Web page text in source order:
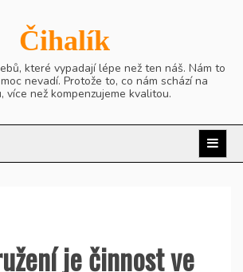
Čihalík
které vypadají lépe než ten náš. Nám to
nevadí. Protože to, co nám schází na
více než kompenzujeme kvalitou.
je činnost ve